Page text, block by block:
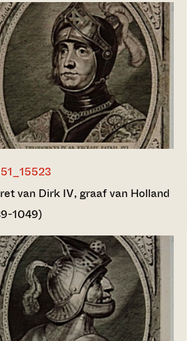
van Dirk IV, graaf van Holland
1049)